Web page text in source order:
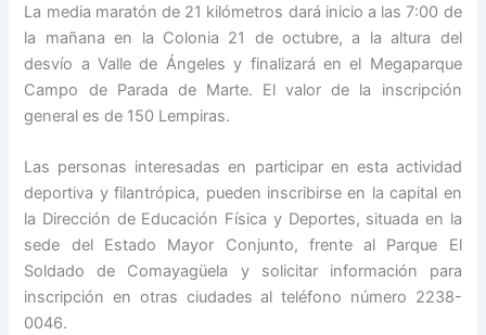
La media maratón de 21 kilómetros dará inicio a las 7:00 de
la mañana en la Colonia 21 de octubre, a la altura del
desvío a Valle de Ángeles y finalizará en el Megaparque
Campo de Parada de Marte. El valor de la inscripción
general es de 150 Lempiras.
Las personas interesadas en participar en esta actividad
deportiva y filantrópica, pueden inscribirse en la capital en
la Dirección de Educación Física y Deportes, situada en la
sede del Estado Mayor Conjunto, frente al Parque El
Soldado de Comayagüela y solicitar información para
inscripción en otras ciudades al teléfono número 2238-
0046.